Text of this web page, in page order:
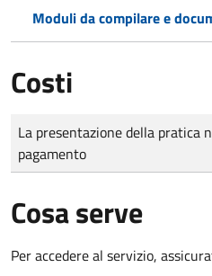
Moduli da compilare e
Costi
Tipo di pagamento
Importo
La presentazione della pratica
pagamento
Cosa serve
Per accedere al servizio,